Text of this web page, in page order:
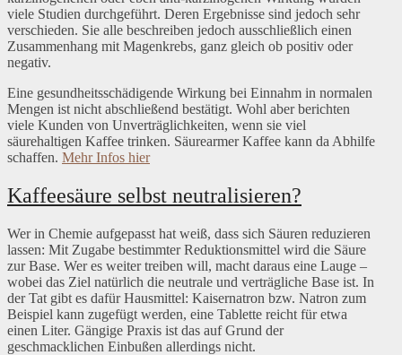
viele Studien durchgeführt. Deren Ergebnisse sind jedoch sehr
verschieden. Sie alle beschreiben jedoch ausschließlich einen
Zusammenhang mit Magenkrebs, ganz gleich ob positiv oder
negativ.
Eine gesundheitsschädigende Wirkung bei Einnahm in normalen
Mengen ist nicht abschließend bestätigt. Wohl aber berichten
viele Kunden von Unverträglichkeiten, wenn sie viel
säurehaltigen Kaffee trinken. Säurearmer Kaffee kann da Abhilfe
schaffen. Mehr Infos hier
Kaffeesäure selbst neutralisieren?
Wer in Chemie aufgepasst hat weiß, dass sich Säuren reduzieren
lassen: Mit Zugabe bestimmter Reduktionsmittel wird die Säure
zur Base. Wer es weiter treiben will, macht daraus eine Lauge –
wobei das Ziel natürlich die neutrale und verträgliche Base ist. In
der Tat gibt es dafür Hausmittel: Kaisernatron bzw. Natron zum
Beispiel kann zugefügt werden, eine Tablette reicht für etwa
einen Liter. Gängige Praxis ist das auf Grund der
geschmacklichen Einbußen allerdings nicht.